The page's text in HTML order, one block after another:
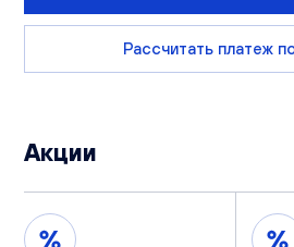
Рассчитать платеж
Акции